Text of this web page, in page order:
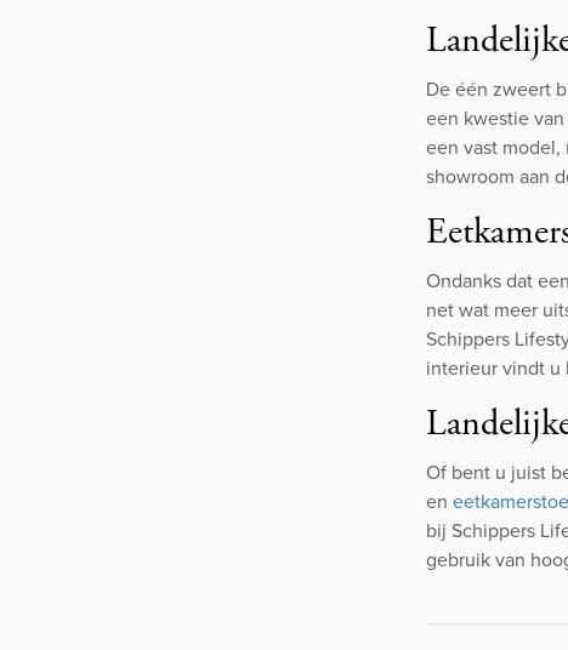
De één zweert
een kwestie
een vast
showroom aan
Ondanks dat
net wat meer
Schippers
interieur vindt u
Of bent u juist
en
bij Schippers
gebruik van